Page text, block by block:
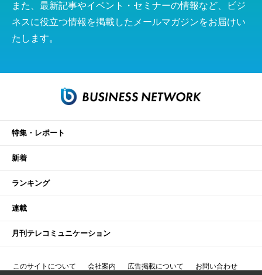
また、最新記事やイベント・セミナーの情報など、ビジ
ネスに役立つ情報を掲載したメールマガジンをお届けい
たします。
特集・レポート
新着
ランキング
連載
月刊テレコミュニケーション
このサイトについて 会社案内 広告掲載について お問い合わせ